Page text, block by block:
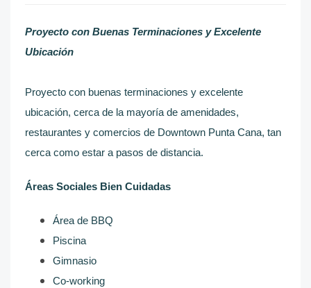
Proyecto con Buenas Terminaciones y Excelente
Ubicación
Proyecto con buenas terminaciones y excelente
ubicación, cerca de la mayoría de amenidades,
restaurantes y comercios de Downtown Punta Cana, tan
cerca como estar a pasos de distancia.
Áreas Sociales Bien Cuidadas
Área de BBQ
Piscina
Gimnasio
Co-working